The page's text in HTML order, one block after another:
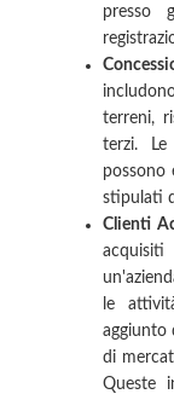
presso
terreni,
terzi. Le
possono
stipulati
Clienti
le
aggiunto
di
Queste